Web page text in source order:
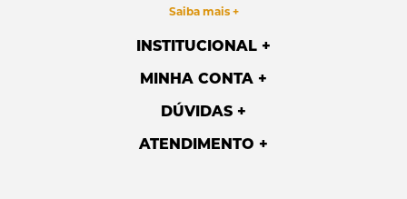
Saiba mais +
INSTITUCIONAL
MINHA CONTA
DÚVIDAS
ATENDIMENTO